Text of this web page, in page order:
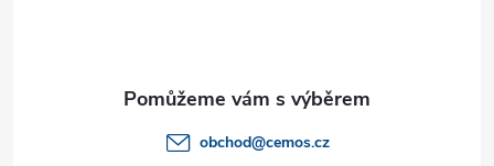
obchod@cemos.cz